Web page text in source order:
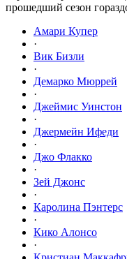
прошедший сезон
Амари Купер
·
Вик Бизли
·
Демарко Мюррей
·
Джеймис Уинстон
·
Джермейн Ифеди
·
Джо Флакко
·
Зей Джонс
·
Каролина Пэнтерс
·
Кико Алонсо
·